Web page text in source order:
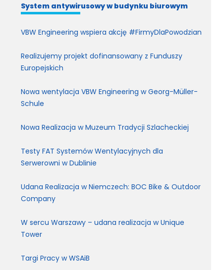
System antywirusowy w budynku biurowym
VBW Engineering wspiera akcję #FirmyDlaPowodzian
Realizujemy projekt dofinansowany z Funduszy
Europejskich
Nowa wentylacja VBW Engineering w Georg-Müller-
Schule
Nowa Realizacja w Muzeum Tradycji Szlacheckiej
Testy FAT Systemów Wentylacyjnych dla
Serwerowni w Dublinie
Udana Realizacja w Niemczech: BOC Bike & Outdoor
Company
W sercu Warszawy – udana realizacja w Unique
Tower
Targi Pracy w WSAiB